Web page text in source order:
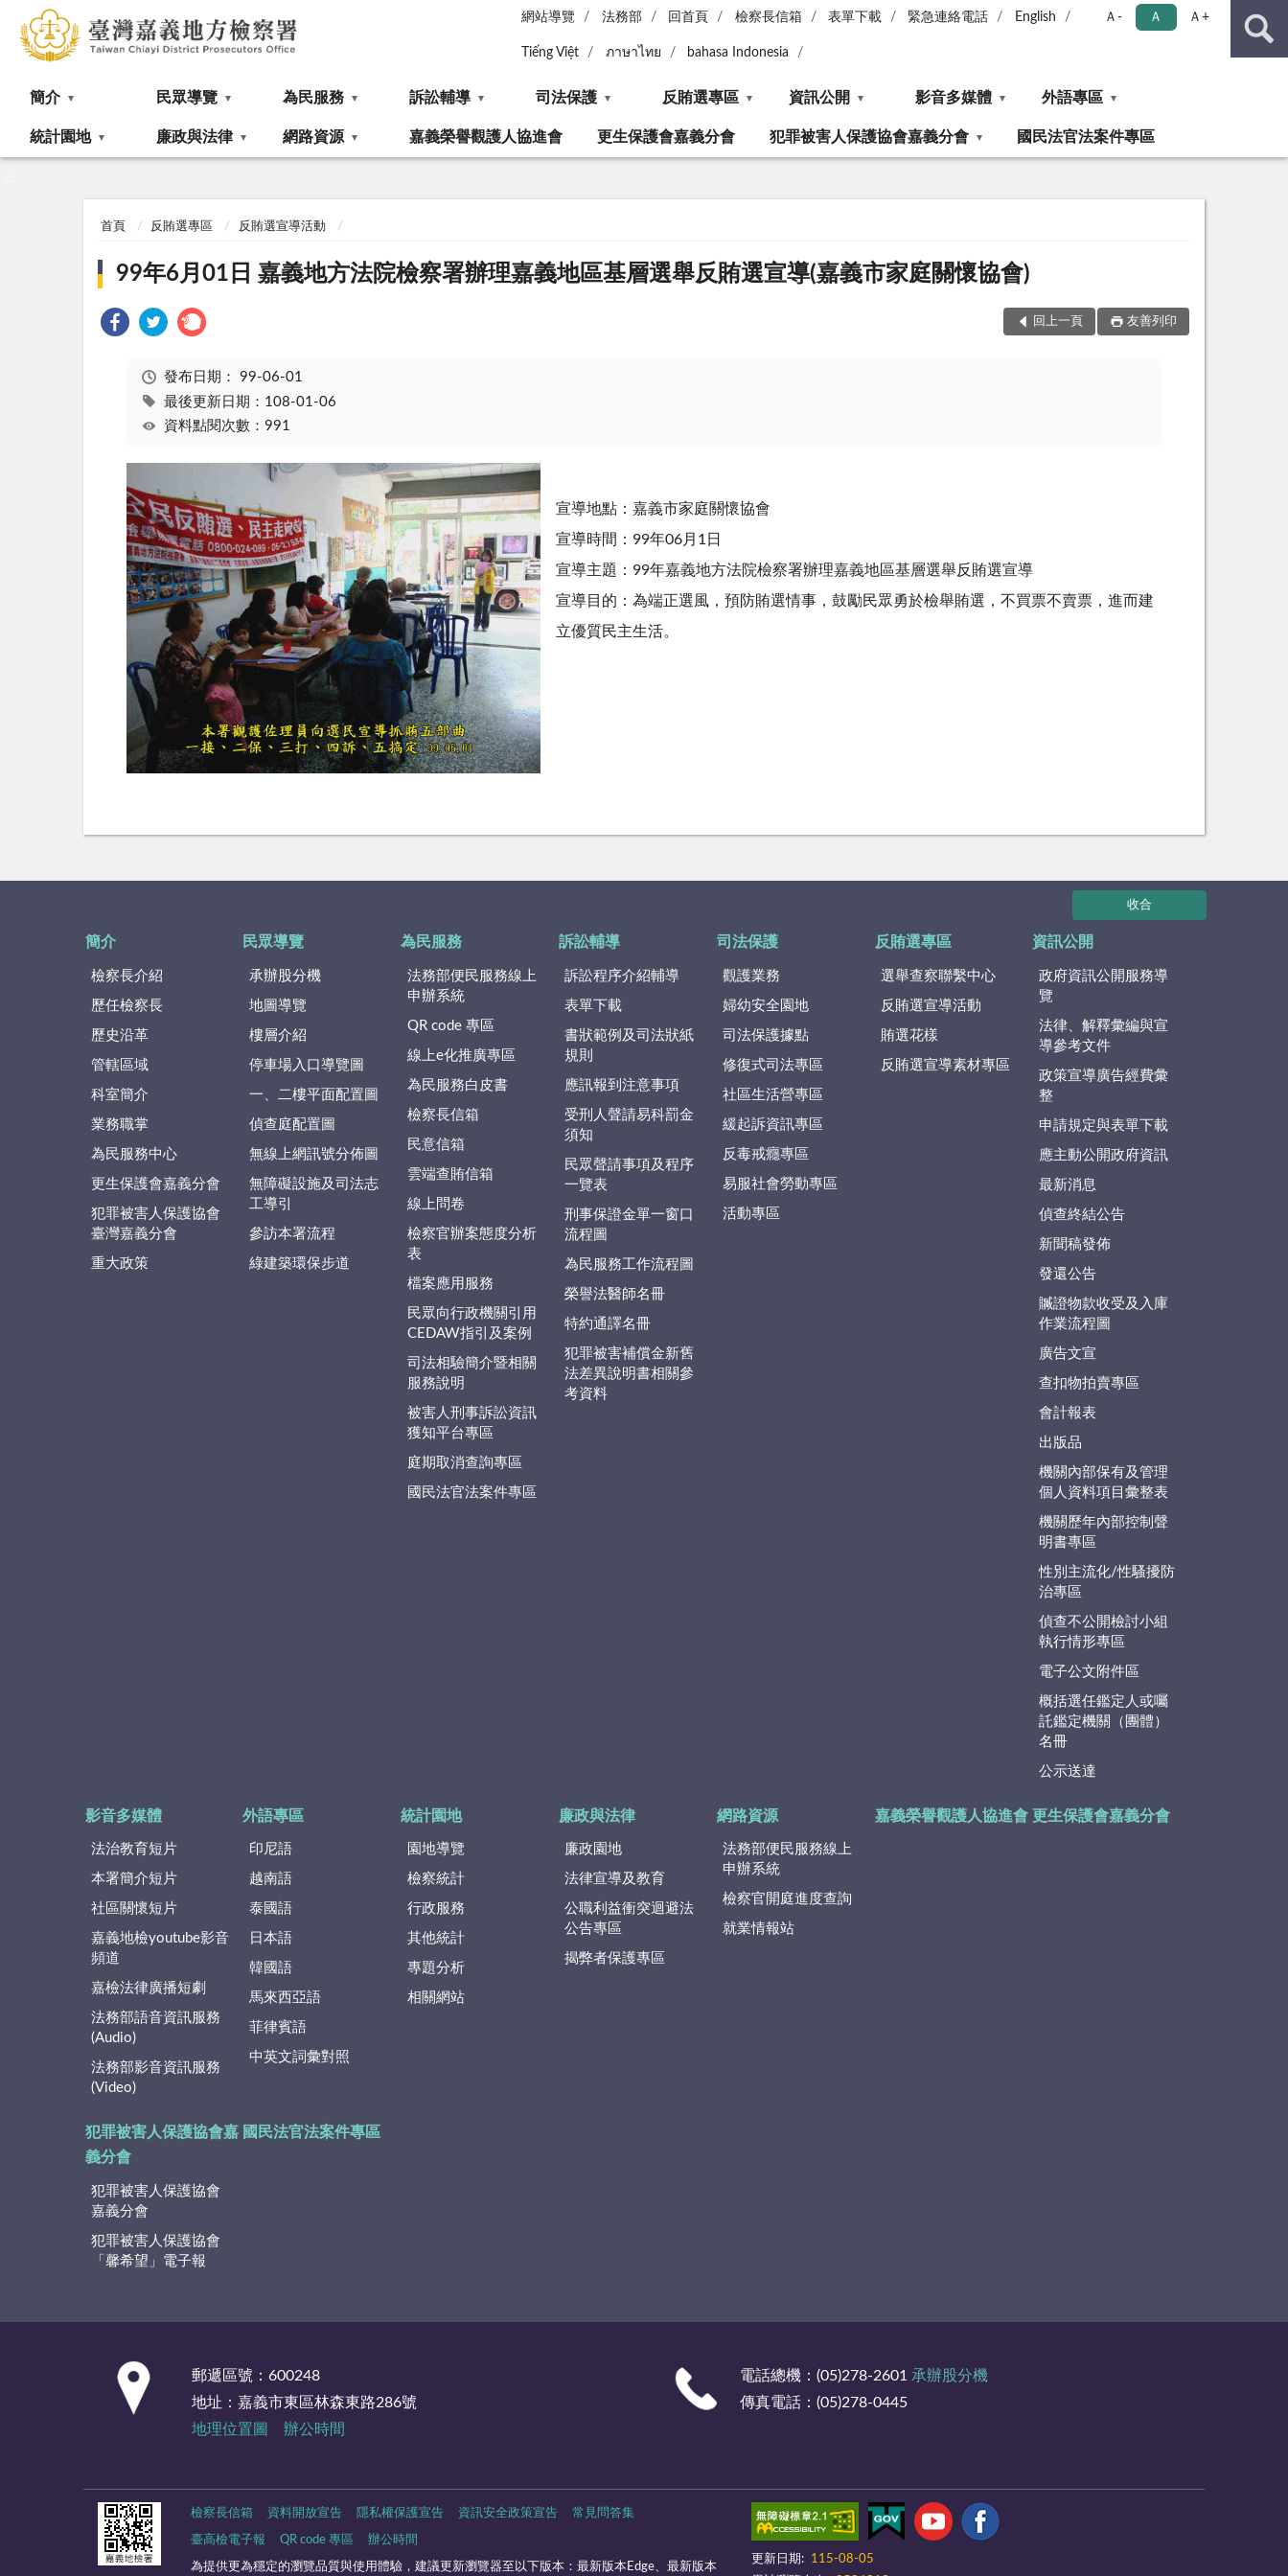
網站導覽 法務部 回首頁 檢察長信箱 表單下載 緊急連絡電話 English
Tiếng Việt ภาษาไทย bahasa Indonesia
Ａ- Ａ Ａ+
簡介 民眾導覽 為民服務 訴訟輔導 司法保護 反賄選專區 資訊公開 影音多媒體 外語專區
統計園地 廉政與法律 網路資源 嘉義榮譽觀護人協進會 更生保護會嘉義分會 犯罪被害人保護協會嘉義分會 國民法官法案件專區
首頁 反賄選專區 反賄選宣導活動
99年6月01日 嘉義地方法院檢察署辦理嘉義地區基層選舉反賄選宣導(嘉義市家庭關懷協會)
回上一頁 友善列印
發布日期： 99-06-01
最後更新日期：108-01-06
資料點閱次數：991
宣導地點：嘉義市家庭關懷協會
宣導時間：99年06月1日
宣導主題：99年嘉義地方法院檢察署辦理嘉義地區基層選舉反賄選宣導
宣導目的：為端正選風，預防賄選情事，鼓勵民眾勇於檢舉賄選，不買票不賣票，進而建
立優質民主生活。
收合
簡介
檢察長介紹
歷任檢察長
歷史沿革
管轄區域
科室簡介
業務職掌
為民服務中心
更生保護會嘉義分會
犯罪被害人保護協會
臺灣嘉義分會
重大政策
民眾導覽
承辦股分機
地圖導覽
樓層介紹
停車場入口導覽圖
一、二樓平面配置圖
偵查庭配置圖
無線上網訊號分佈圖
無障礙設施及司法志
工導引
參訪本署流程
綠建築環保步道
為民服務
法務部便民服務線上
申辦系統
QR code 專區
線上e化推廣專區
為民服務白皮書
檢察長信箱
民意信箱
雲端查賄信箱
線上問卷
檢察官辦案態度分析
表
檔案應用服務
民眾向行政機關引用
CEDAW指引及案例
司法相驗簡介暨相關
服務說明
被害人刑事訴訟資訊
獲知平台專區
庭期取消查詢專區
國民法官法案件專區
訴訟輔導
訴訟程序介紹輔導
表單下載
書狀範例及司法狀紙
規則
應訊報到注意事項
受刑人聲請易科罰金
須知
民眾聲請事項及程序
一覽表
刑事保證金單一窗口
流程圖
為民服務工作流程圖
榮譽法醫師名冊
特約通譯名冊
犯罪被害補償金新舊
法差異說明書相關參
考資料
司法保護
觀護業務
婦幼安全園地
司法保護據點
修復式司法專區
社區生活營專區
緩起訴資訊專區
反毒戒癮專區
易服社會勞動專區
活動專區
反賄選專區
選舉查察聯繫中心
反賄選宣導活動
賄選花樣
反賄選宣導素材專區
資訊公開
政府資訊公開服務導
覽
法律、解釋彙編與宣
導參考文件
政策宣導廣告經費彙
整
申請規定與表單下載
應主動公開政府資訊
最新消息
偵查終結公告
新聞稿發佈
發還公告
贓證物款收受及入庫
作業流程圖
廣告文宣
查扣物拍賣專區
會計報表
出版品
機關內部保有及管理
個人資料項目彙整表
機關歷年內部控制聲
明書專區
性別主流化/性騷擾防
治專區
偵查不公開檢討小組
執行情形專區
電子公文附件區
概括選任鑑定人或囑
託鑑定機關（團體）
名冊
公示送達
影音多媒體
法治教育短片
本署簡介短片
社區關懷短片
嘉義地檢youtube影音
頻道
嘉檢法律廣播短劇
法務部語音資訊服務
(Audio)
法務部影音資訊服務
(Video)
外語專區
印尼語
越南語
泰國語
日本語
韓國語
馬來西亞語
菲律賓語
中英文詞彙對照
統計園地
園地導覽
檢察統計
行政服務
其他統計
專題分析
相關網站
廉政與法律
廉政園地
法律宣導及教育
公職利益衝突迴避法
公告專區
揭弊者保護專區
網路資源
法務部便民服務線上
申辦系統
檢察官開庭進度查詢
就業情報站
嘉義榮譽觀護人協進會 更生保護會嘉義分會
犯罪被害人保護協會嘉
義分會
犯罪被害人保護協會
嘉義分會
犯罪被害人保護協會
「馨希望」電子報
國民法官法案件專區
郵遞區號：600248
地址：嘉義市東區林森東路286號
地理位置圖
辦公時間
電話總機：(05)278-2601 承辦股分機
傳真電話：(05)278-0445
檢察長信箱 資料開放宣告 隱私權保護宣告 資訊安全政策宣告 常見問答集
臺高檢電子報 QR code 專區 辦公時間
為提供更為穩定的瀏覽品質與使用體驗，建議更新瀏覽器至以下版本：最新版本Edge、最新版本
更新日期:
115-08-05